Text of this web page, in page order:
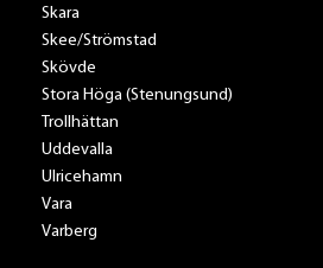
Skara
Skee/Strömstad
Skövde
Stora Höga (Stenungsund)
Trollhättan
Uddevalla
Ulricehamn
Vara
Varberg